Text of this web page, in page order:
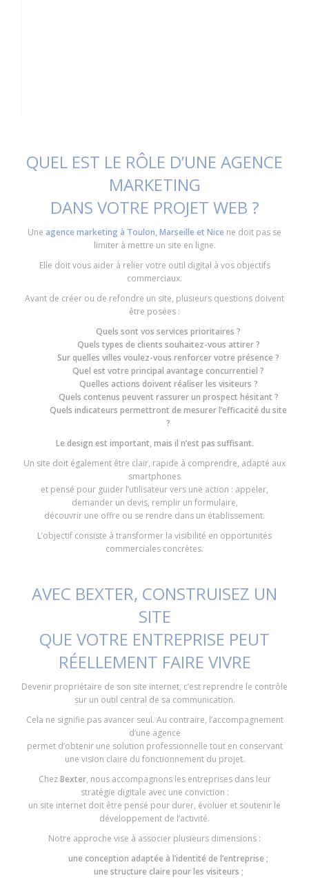
QUEL EST LE RÔLE D’UNE AGENCE
MARKETING
DANS VOTRE PROJET WEB ?
Une agence marketing à Toulon, Marseille et Nice ne doit pas se
limiter à mettre un site en ligne.
Elle doit vous aider à relier votre outil digital à vos objectifs
commerciaux.
Avant de créer ou de refondre un site, plusieurs questions doivent
être posées :
Quels sont vos services prioritaires ?
Quels types de clients souhaitez-vous attirer ?
Sur quelles villes voulez-vous renforcer votre présence ?
Quel est votre principal avantage concurrentiel ?
Quelles actions doivent réaliser les visiteurs ?
Quels contenus peuvent rassurer un prospect hésitant ?
Quels indicateurs permettront de mesurer l’efficacité du site
?
Le design est important, mais il n’est pas suffisant.
Un site doit également être clair, rapide à comprendre, adapté aux
smartphones
et pensé pour guider l’utilisateur vers une action : appeler,
demander un devis, remplir un formulaire,
découvrir une offre ou se rendre dans un établissement.
L’objectif consiste à transformer la visibilité en opportunités
commerciales concrètes.
AVEC BEXTER, CONSTRUISEZ UN
SITE
QUE VOTRE ENTREPRISE PEUT
RÉELLEMENT FAIRE VIVRE
Devenir propriétaire de son site internet, c’est reprendre le contrôle
sur un outil central de sa communication.
Cela ne signifie pas avancer seul. Au contraire, l’accompagnement
d’une agence
permet d’obtenir une solution professionnelle tout en conservant
une vision claire du fonctionnement du projet.
ChezBexter, nous accompagnons les entreprises dans leur
stratégie digitale avec une conviction :
un site internet doit être pensé pour durer, évoluer et soutenir le
développement de l’activité.
Notre approche vise à associer plusieurs dimensions :
une conception adaptée à l’identité de l’entreprise ;
une structure claire pour les visiteurs ;